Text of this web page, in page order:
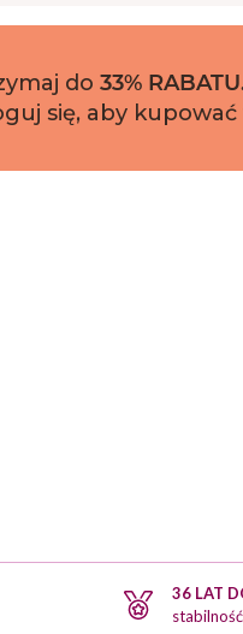
do 33%
się, aby kupować
36 LAT